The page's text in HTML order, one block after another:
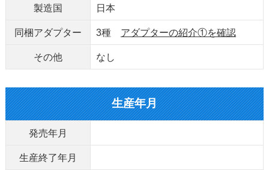
製造国 日本
同梱アダプター 3種 アダプターの紹介①を確認
その他 なし
生産年月
発売年月
生産終了年月